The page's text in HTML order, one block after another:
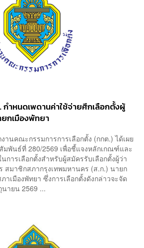
กำหนดเพดานค่าใช้จ่ายศึกเลือกตั้งผู้
กเมืองพัทยา
นคณะกรรมการการเลือกตั้ง (กกต.) ได้เผย
มพันธ์ที่ 280/2569 เพื่อชี้แจงหลักเกณฑ์และ
การเลือกตั้งสำหรับผู้สมัครรับเลือกตั้งผู้ว่า
สมาชิกสภากรุงเทพมหานคร (ส.ก.) นายก
าเมืองพัทยา ซึ่งการเลือกตั้งดังกล่าวจะจัด
ายน 2569 ...